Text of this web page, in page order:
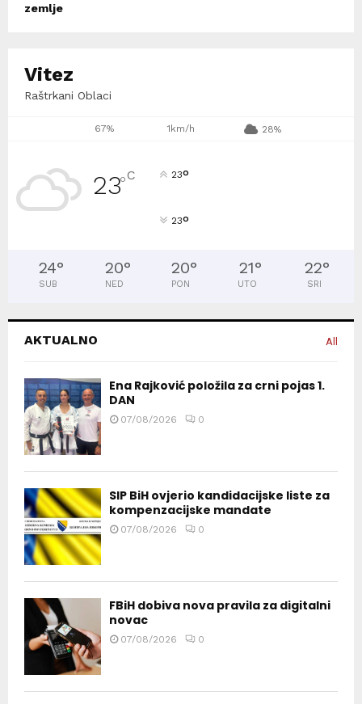
zemlje
Vitez
Raštrkani Oblaci
67% 1km/h 28%
23°C 23°
23°
24°
SUB
20°
NED
20°
PON
21°
UTO
22°
SRI
AKTUALNO All
Ena Rajković položila za crni pojas 1.
DAN
07/08/2026 0
SIP BiH ovjerio kandidacijske liste za
kompenzacijske mandate
07/08/2026 0
FBiH dobiva nova pravila za digitalni
novac
07/08/2026 0